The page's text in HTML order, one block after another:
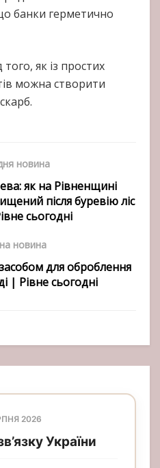
банки герметично
як із простих
можна створити
новина
як на Рівненщині
після буревію ліс
сьогодні
новина
для оброблення
| Рівне сьогодні
2026
України